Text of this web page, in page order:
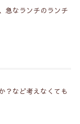
急なランチのランチ
？など考えなくても